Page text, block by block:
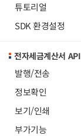
튜토리얼
SDK 환경설정
전자세금계산서 API
발행/전송
정보확인
보기/인쇄
부가기능